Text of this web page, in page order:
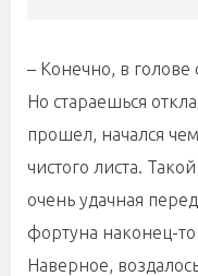
– Конечно, в голове
Но стараешься
прошел, начался
чистого листа.
очень удачная
фортуна наконец-
Наверное,